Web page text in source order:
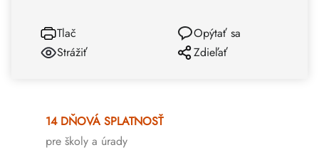
Tlač
Opýtať sa
Strážiť
Zdieľať
14 DŇOVÁ SPLATNOSŤ
pre školy a úrady